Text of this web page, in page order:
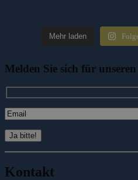
Mehr laden
Melden Sie sich für
Kontakt